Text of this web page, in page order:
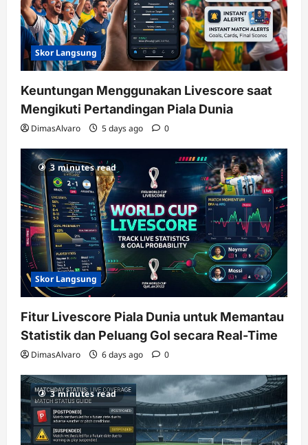
Skor Langsung
Keuntungan Menggunakan Livescore saat
Mengikuti Pertandingan Piala Dunia
DimasAlvaro 5 days ago 0
3 minutes read
Skor Langsung
Fitur Livescore Piala Dunia untuk Memantau
Statistik dan Peluang Gol secara Real-Time
DimasAlvaro 6 days ago 0
3 minutes read